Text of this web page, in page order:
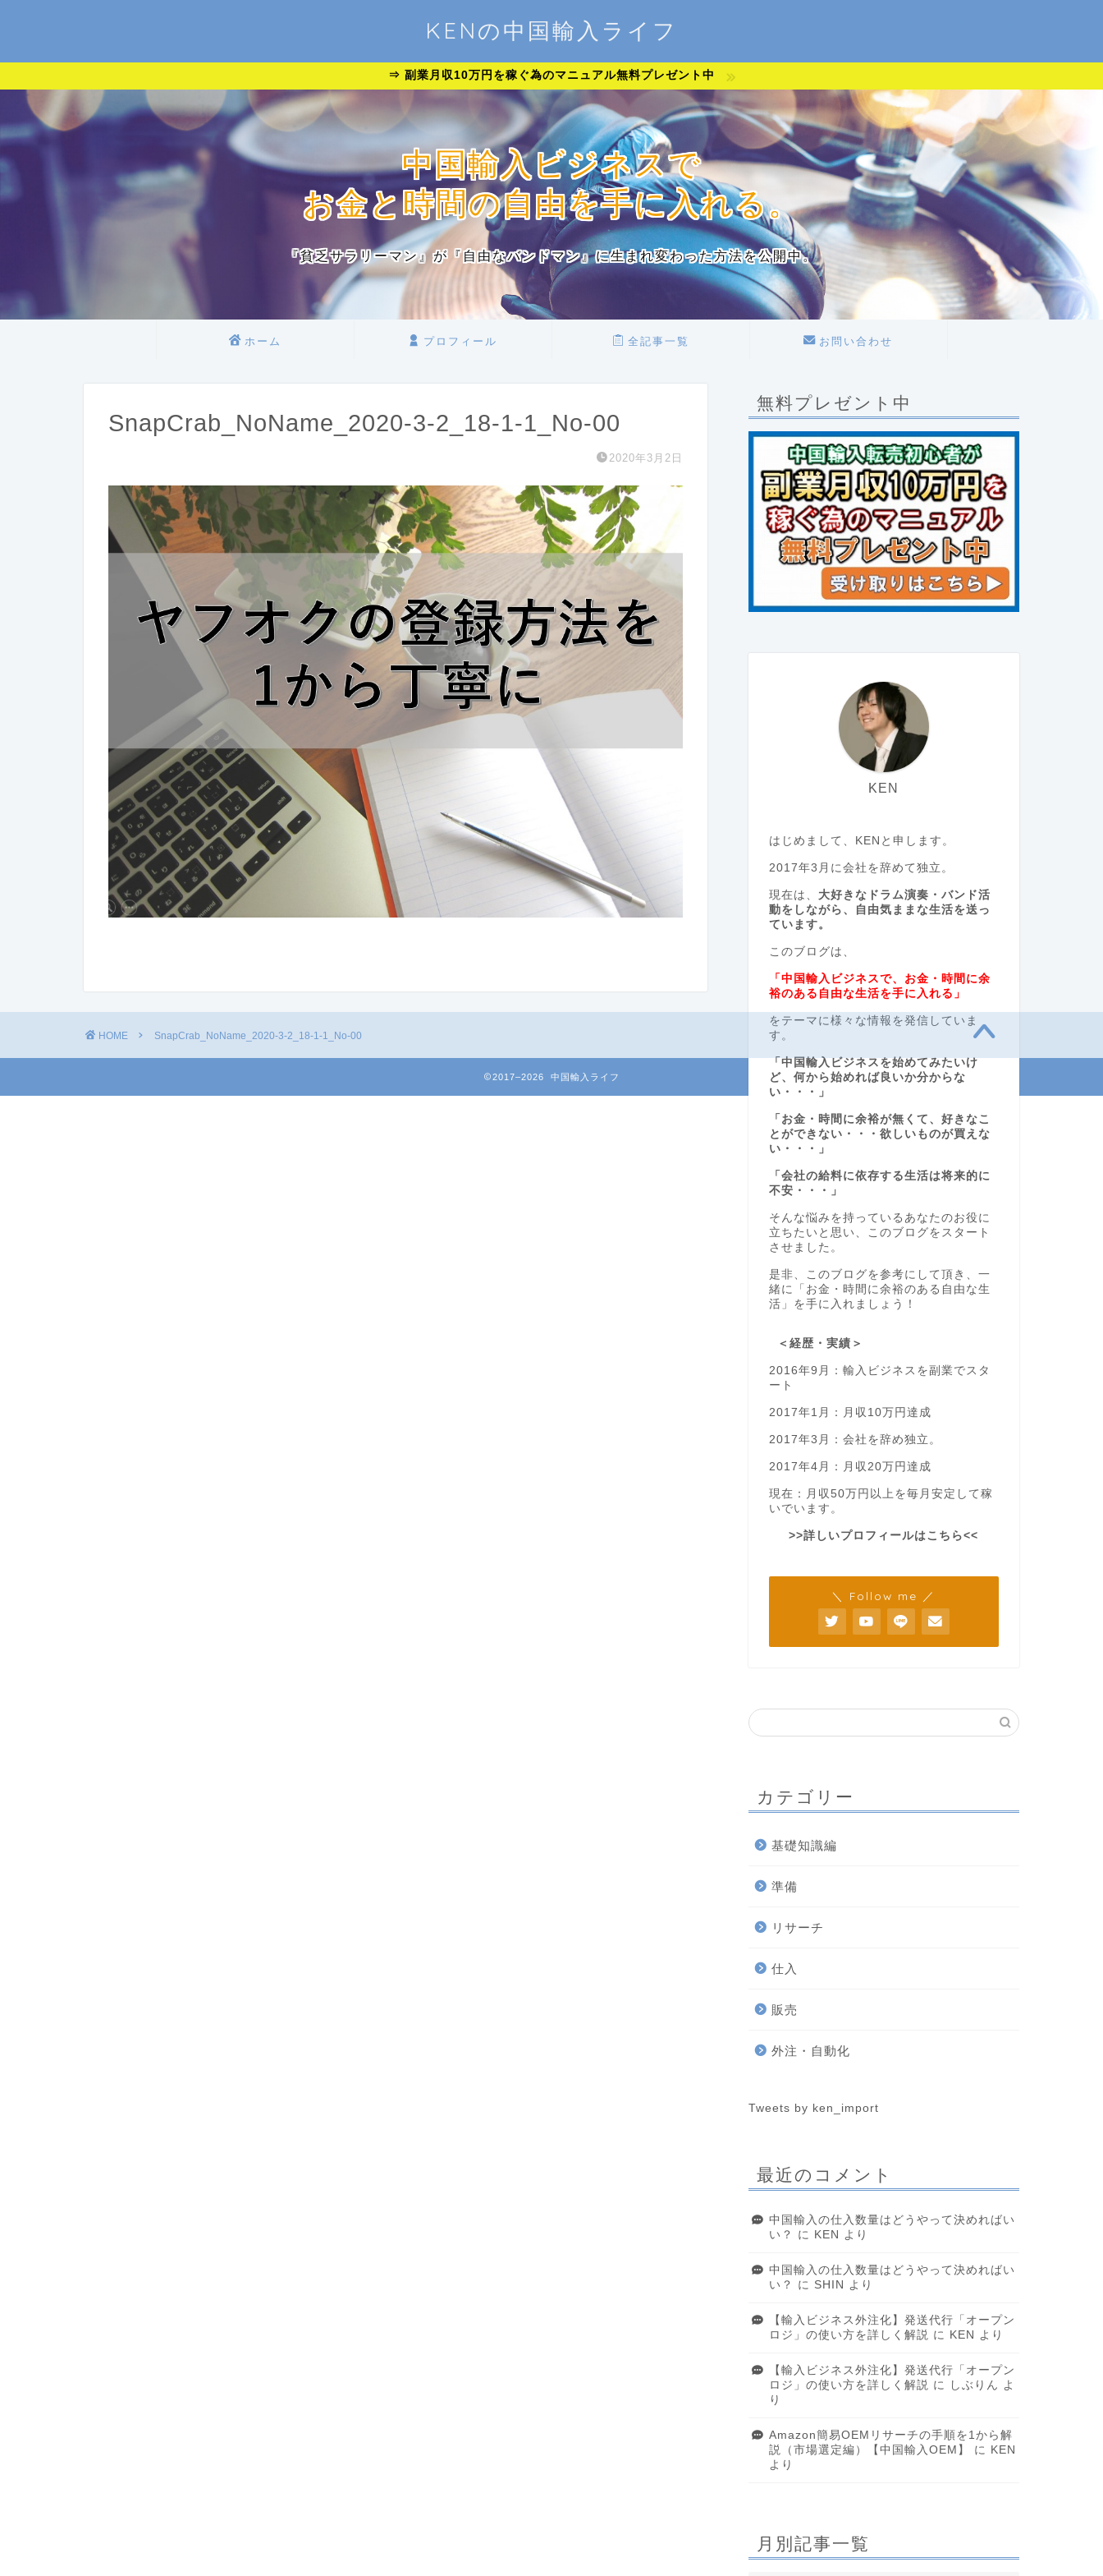
KENの中国輸入ライフ
⇒ 副業月収10万円を稼ぐ為のマニュアル無料プレゼント中
中国輸入ビジネスで
お金と時間の自由を手に入れる。
『貧乏サラリーマン』が『自由なバンドマン』に生まれ変わった方法を公開中。
ホーム プロフィール 全記事一覧 お問い合わせ
SnapCrab_NoName_2020-3-2_18-1-1_No-00
2020年3月2日
無料プレゼント中
KEN
はじめまして、KENと申します。
2017年3月に会社を辞めて独立。
現在は、 大好きなドラム演奏・バンド活
動をしながら、自由気ままな生活を送っ
ています。
このブログは、
「中国輸入ビジネスで、お金・時間に余
裕のある自由な生活を手に入れる」
をテーマに様々な情報を発信していま
す。
「中国輸入ビジネスを始めてみたいけ
ど、何から始めれば良いか分からな
い・・・」
「お金・時間に余裕が無くて、好きなこ
とができない・・・欲しいものが買えな
い・・・」
「会社の給料に依存する生活は将来的に
不安・・・」
そんな悩みを持っているあなたのお役に
立ちたいと思い、このブログをスタート
させました。
是非、このブログを参考にして頂き、一
緒に「お金・時間に余裕のある自由な生
活」を手に入れましょう！
＜経歴・実績＞
2016年9月：輸入ビジネスを副業でスタ
ート
2017年1月：月収10万円達成
2017年3月：会社を辞め独立。
2017年4月：月収20万円達成
現在：月収50万円以上を毎月安定して稼
いでいます。
>>詳しいプロフィールはこちら<<
＼ Follow me ／
カテゴリー
基礎知識編
準備
リサーチ
仕入
販売
外注・自動化
Tweets by ken_import
最近のコメント
中国輸入の仕入数量はどうやって決めればい
い？
に KEN より
中国輸入の仕入数量はどうやって決めればい
い？
に SHIN より
【輸入ビジネス外注化】発送代行「オープン
ロジ」の使い方を詳しく解説 に KEN より
【輸入ビジネス外注化】発送代行「オープン
ロジ」の使い方を詳しく解説 に しぶりん よ
り
Amazon簡易OEMリサーチの手順を1から解
説（市場選定編）【中国輸入OEM】
に
KEN
より
月別記事一覧
HOME SnapCrab_NoName_2020-3-2_18-1-1_No-00
2017–2026 中国輸入ライフ